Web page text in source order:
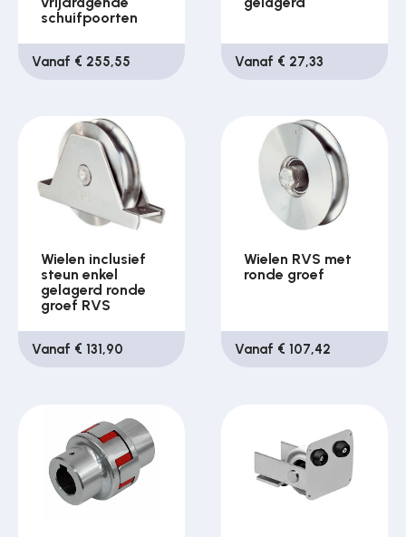
schuifpoorten
Vanaf € 255,55 Vanaf € 27,33
Wielen inclusief
steun enkel
gelagerd ronde
groef RVS
Vanaf € 131,90
Wielen RVS met
ronde groef
Vanaf € 107,42